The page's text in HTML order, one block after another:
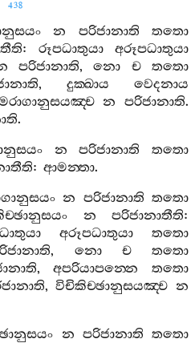
438
න පරිජානාති
තතො
: රූපධාතුයා
අරූපධාතුයා
පරිජානාති,නො ච
තතො
, දුක‍්ඛාය
වෙදනාය
න පරිජානාති.
.
න පරිජානාති
තතො
: ආමන‍්තා.
න පරිජානාති තතො
න පරිජානාතීති:
අරූපධාතුයා
තතො
, නො ච
තතො
,අපරියාපන‍්නෙ
තතො
,විචිකිච‍්ඡානුසයඤ‍්ච න
න පරිජානාති තතො